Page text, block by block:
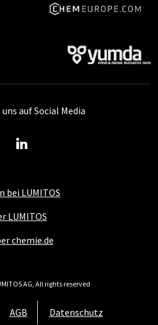
bei LUMITOS
LUMITOS
chemie.de
AGB Datenschutz
auf Social Media
AG, All rights reserved